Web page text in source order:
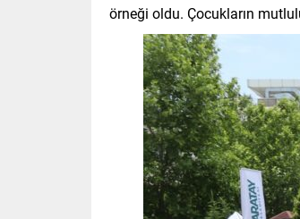
örneği oldu. Çocukların